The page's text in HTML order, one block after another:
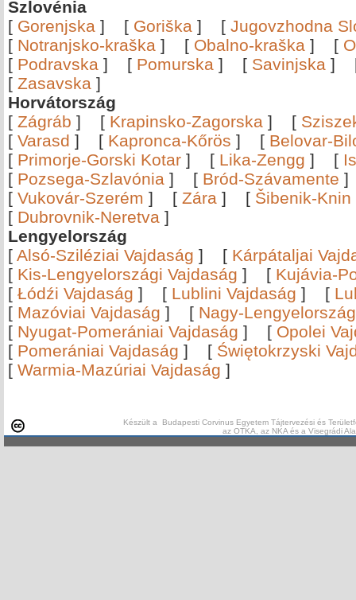
Szlovénia
[ Gorenjska ] [ Goriška ] [ Jugovzhodna
[ Notranjsko-kraška ] [ Obalno-kraška ] [
[ Podravska ] [ Pomurska ] [ Savinjska ]
[ Zasavska ]
Horvátország
[ Zágráb ] [ Krapinsko-Zagorska ] [
[ Varasd ] [ Kapronca-Kőrös ] [ Belovar-
[ Primorje-Gorski Kotar ] [ Lika-Zengg ] [
[ Pozsega-Szlavónia ] [ Bród-Szávamente
[ Vukovár-Szerém ] [ Zára ] [ Šibenik-Knin
[ Dubrovnik-Neretva ]
Lengyelország
[ Alsó-Sziléziai Vajdaság ] [ Kárpátaljai
[ Kis-Lengyelországi Vajdaság ] [ Kujávia-
[ Łódźi Vajdaság ] [ Lublini Vajdaság ] [
[ Mazóviai Vajdaság ] [ Nagy-
[ Nyugat-Pomerániai Vajdaság ] [ Opolei
[ Pomerániai Vajdaság ] [ Świętokrzyski
[ Warmia-Mazúriai Vajdaság ]
Készült a Budapesti Corvinus Egyetem Tájtervezési és
az OTKA, az NKA és a Visegrádi